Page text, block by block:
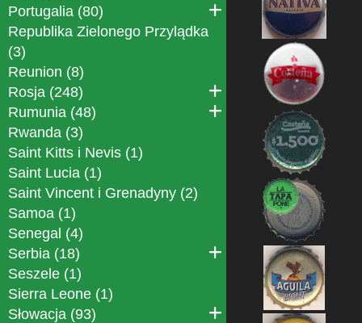
Portugalia (80)
Republika Zielonego Przylądka
(3)
Reunion (8)
Rosja (248)
Rumunia (48)
Rwanda (3)
Saint Kitts i Nevis (1)
Saint Lucia (1)
Saint Vincent i Grenadyny (2)
Samoa (1)
Senegal (4)
Serbia (18)
Seszele (1)
Sierra Leone (1)
Słowacja (93)